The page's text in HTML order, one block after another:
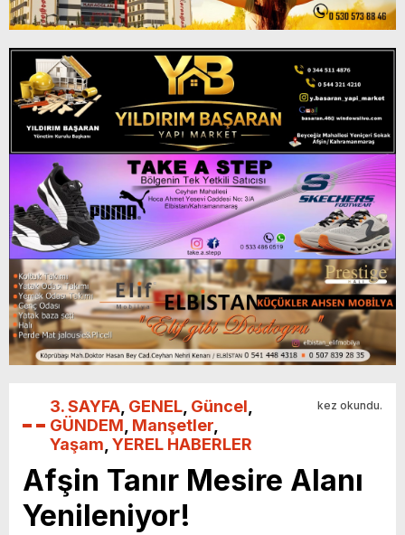
3. SAYFA GENEL Güncel
GÜNDEM Manşetler
Yaşam YEREL HABERLER
kez okundu.
Afşin Tanır Mesire Alanı
Yenileniyor!